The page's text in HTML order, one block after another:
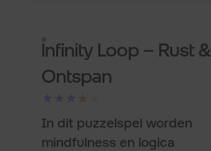
Infinity Loop – Rust &
Ontspan
In dit puzzelspel worden
mindfulness en logica